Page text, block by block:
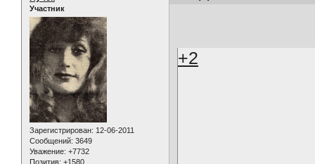
Участник
Зарегистрирован: 12-06-2011
Сообщений: 3649
Уважение: +7732
Позитив: +1580
+2